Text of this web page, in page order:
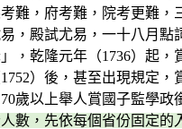
難，府考難，院考更難，
，殿試尤易，一十八月點
，乾隆元年（1736）起，
）後，甚至出現規定，
歲以上舉人賞國子監學政
數，先依每個省份固定的